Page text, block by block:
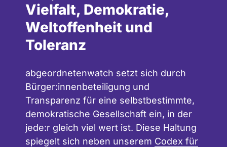
Vielfalt, Demokratie,
Weltoffenheit und
Toleranz
abgeordnetenwatch setzt sich durch
Bürger:innenbeteiligung und
Transparenz für eine selbstbestimmte,
demokratische Gesellschaft ein, in der
jede:r gleich viel wert ist. Diese Haltung
spiegelt sich neben unserem Codex für